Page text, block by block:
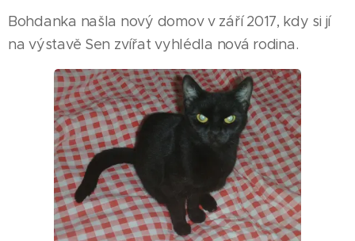
Bohdanka našla nový domov v září 2017, kdy si jí
na výstavě Sen zvířat vyhlédla nová rodina.